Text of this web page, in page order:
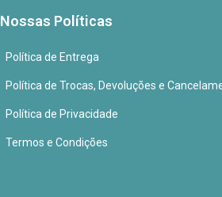
Nossas Políticas
Política de Entrega
Política de Trocas, Devoluções e
Política de Privacidade
Termos e Condições